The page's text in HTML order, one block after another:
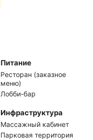
Питание
Ресторан (заказное
меню)
Лобби-бар
Инфраструктура
Массажный кабинет
Парковая территория